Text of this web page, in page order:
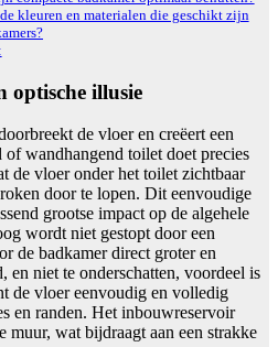
kleuren en materialen die geschikt zijn
optische illusie
de vloer en creëert een
wandhangend toilet doet precies
de vloer onder het toilet zichtbaar
door te lopen. Dit eenvoudige
grootse impact op de algehele
wordt niet gestopt door een
de badkamer direct groter en
niet te onderschatten, voordeel is
de vloer eenvoudig en volledig
en randen. Het inbouwreservoir
wat bijdraagt aan een strakke